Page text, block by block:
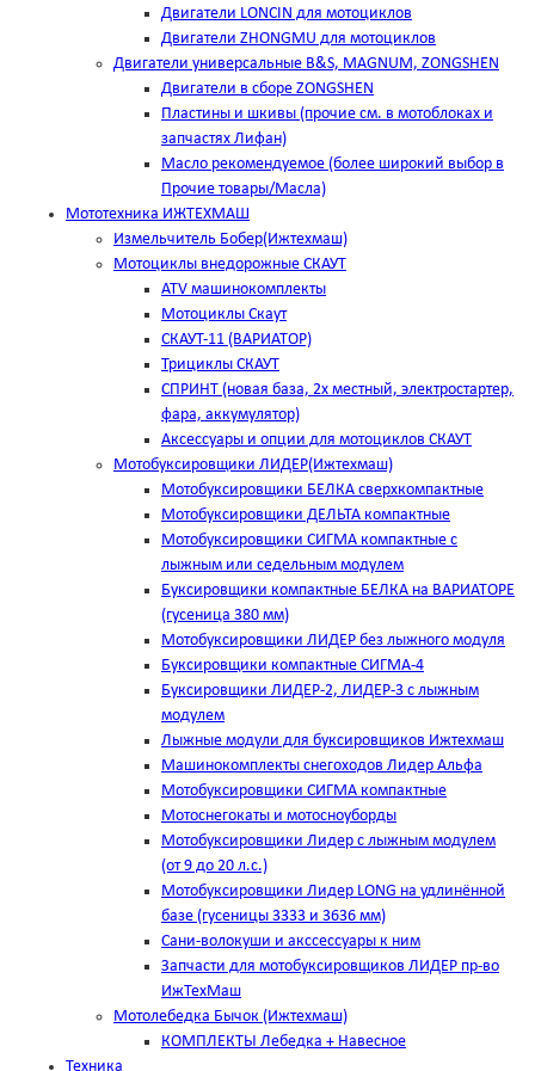
Двигатели LONCIN для мотоциклов
Двигатели ZHONGMU для мотоциклов
Двигатели универсальные B&S, MAGNUM, ZONGSHEN
Двигатели в сборе ZONGSHEN
Пластины и шкивы (прочие см. в мотоблоках и
запчастях Лифан)
Масло рекомендуемое (более широкий выбор в
Прочие товары/Масла)
Мототехника ИЖТЕХМАШ
Измельчитель Бобер(Ижтехмаш)
Мотоциклы внедорожные СКАУТ
ATV машинокомплекты
Мотоциклы Скаут
СКАУТ-11 (ВАРИАТОР)
Трициклы СКАУТ
СПРИНТ (новая база, 2х местный, электростартер,
фара, аккумулятор)
Аксессуары и опции для мотоциклов СКАУТ
Мотобуксировщики ЛИДЕР(Ижтехмаш)
Мотобуксировщики БЕЛКА сверхкомпактные
Мотобуксировщики ДЕЛЬТА компактные
Мотобуксировщики СИГМА компактные с
лыжным или седельным модулем
Буксировщики компактные БЕЛКА на ВАРИАТОРЕ
(гусеница 380 мм)
Мотобуксировщики ЛИДЕР без лыжного модуля
Буксировщики компактные СИГМА-4
Буксировщики ЛИДЕР-2, ЛИДЕР-3 c лыжным
модулем
Лыжные модули для буксировщиков Ижтехмаш
Машинокомплекты снегоходов Лидер Альфа
Мотобуксировщики СИГМА компактные
Мотоснегокаты и мотосноуборды
Мотобуксировщики Лидер с лыжным модулем
(от 9 до 20 л.с.)
Мотобуксировщики Лидер LONG на удлинённой
базе (гусеницы 3333 и 3636 мм)
Сани-волокуши и акссессуары к ним
Запчасти для мотобуксировщиков ЛИДЕР пр-во
ИжТехМаш
Мотолебедка Бычок (Ижтехмаш)
КОМПЛЕКТЫ Лебедка + Навесное
Техника